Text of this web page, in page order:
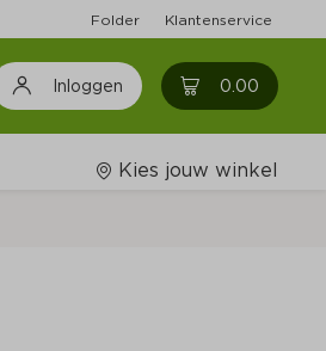
Folder Klantenservice
Inloggen 0.00 0
Kies jouw winkel